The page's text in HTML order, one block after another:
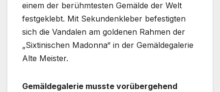
einem der berühmtesten Gemälde der Welt
festgeklebt. Mit Sekundenkleber befestigten
sich die Vandalen am goldenen Rahmen der
„Sixtinischen Madonna“ in der Gemäldegalerie
Alte Meister.
Gemäldegalerie musste vorübergehend